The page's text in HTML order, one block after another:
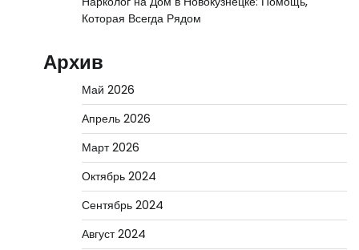
Которая Всегда Рядом
Архив
Май 2026
Апрель 2026
Март 2026
Октябрь 2024
Сентябрь 2024
Август 2024